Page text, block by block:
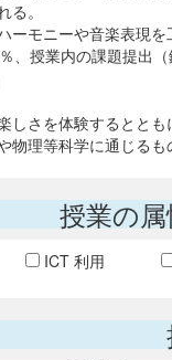
。
ーモニーや音楽表現
、授業内の課題提出
しさを体験するとと
物理等科学に通じる
授業の
ICT 利用